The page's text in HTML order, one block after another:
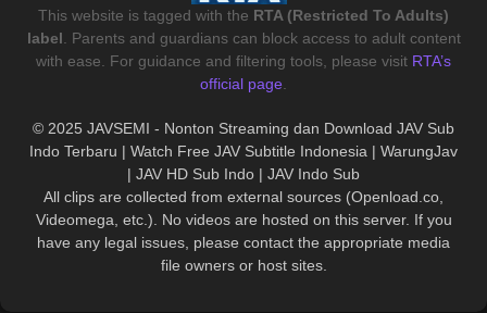
This website is tagged with the RTA (Restricted To Adults)
label . Parents and guardians can block access to adult content
with ease. For guidance and filtering tools, please visit RTA’s
official page
© 2025 JAVSEMI - Nonton Streaming dan Download JAV Sub
Indo Terbaru | Watch Free JAV Subtitle Indonesia | WarungJav
| JAV HD Sub Indo | JAV Indo Sub
All clips are collected from external sources (Openload.co,
Videomega, etc.). No videos are hosted on this server. If you
have any legal issues, please contact the appropriate media
file owners or host sites.